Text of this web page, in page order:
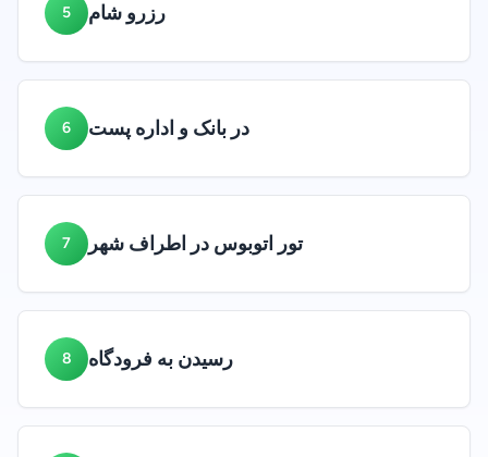
5 رزرو شام
6 در بانک و اداره پست
7 تور اتوبوس در اطراف شهر
8 رسیدن به فرودگاه